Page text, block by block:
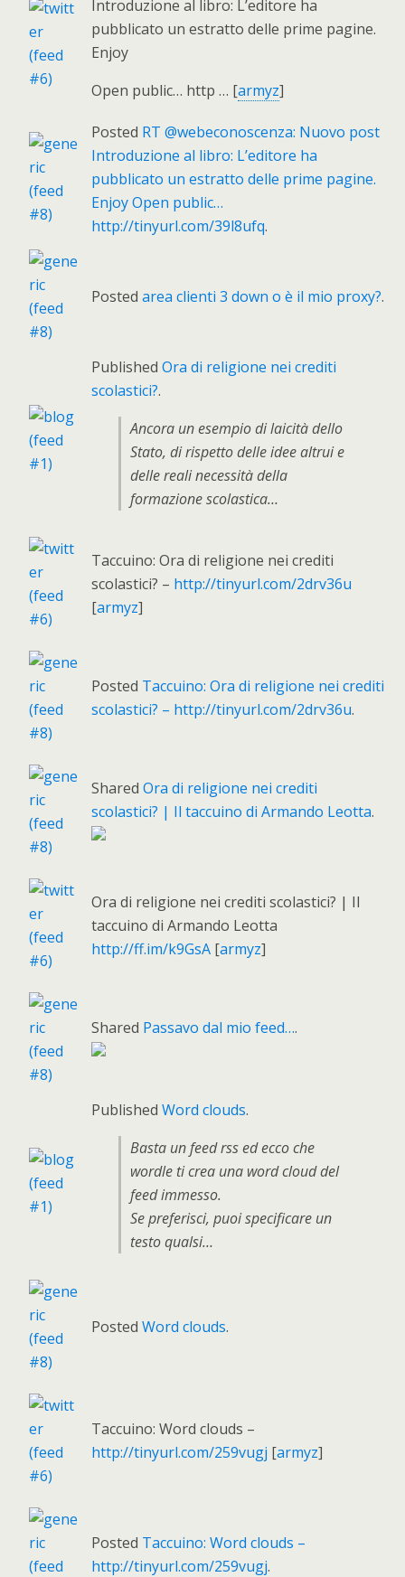
Introduzione al libro: L’editore ha
pubblicato un estratto delle prime pagine.
Enjoy
Open public… http … [armyz]
Posted RT @webeconoscenza: Nuovo post
Introduzione al libro: L’editore ha
pubblicato un estratto delle prime pagine.
Enjoy Open public…
http://tinyurl.com/39l8ufq.
Posted area clienti 3 down o è il mio proxy?.
Published Ora di religione nei crediti
scolastici?.
Ancora un esempio di laicità dello
Stato, di rispetto delle idee altrui e
delle reali necessità della
formazione scolastica…
Taccuino: Ora di religione nei crediti
scolastici? – http://tinyurl.com/2drv36u
[armyz]
Posted Taccuino: Ora di religione nei crediti
scolastici? – http://tinyurl.com/2drv36u.
Shared Ora di religione nei crediti
scolastici? | Il taccuino di Armando Leotta.
Ora di religione nei crediti scolastici? | Il
taccuino di Armando Leotta
http://ff.im/k9GsA [armyz]
Shared Passavo dal mio feed….
Published Word clouds.
Basta un feed rss ed ecco che
wordle ti crea una word cloud del
feed immesso.
Se preferisci, puoi specificare un
testo qualsi…
Posted Word clouds.
Taccuino: Word clouds –
http://tinyurl.com/259vugj [armyz]
Posted Taccuino: Word clouds –
http://tinyurl.com/259vugj.